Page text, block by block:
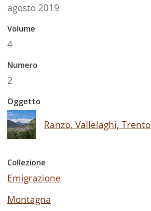
agosto 2019
Volume
4
Numero
2
Oggetto
Ranzo, Vallelaghi, Trento
Collezione
Emigrazione
Montagna